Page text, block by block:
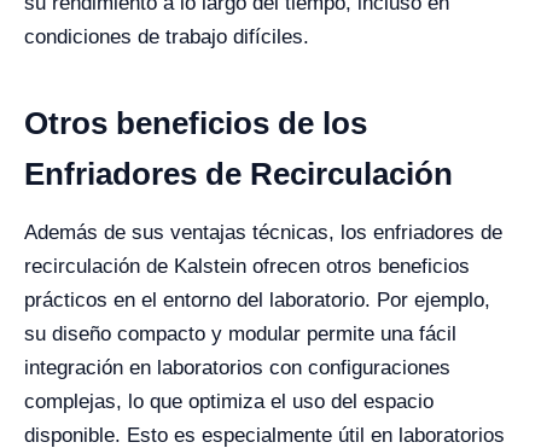
condiciones de trabajo difíciles.
Otros beneficios de los
Enfriadores de Recirculación
Además de sus ventajas técnicas, los enfriadores de
recirculación de Kalstein ofrecen otros beneficios
prácticos en el entorno del laboratorio. Por ejemplo,
su diseño compacto y modular permite una fácil
integración en laboratorios con configuraciones
complejas, lo que optimiza el uso del espacio
disponible. Esto es especialmente útil en laboratorios